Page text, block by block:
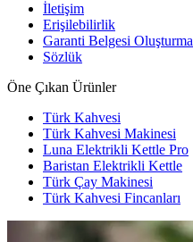
İletişim
Erişilebilirlik
Garanti Belgesi Oluşturma
Sözlük
Öne Çıkan Ürünler
Türk Kahvesi
Türk Kahvesi Makinesi
Luna Elektrikli Kettle Pro
Baristan Elektrikli Kettle
Türk Çay Makinesi
Türk Kahvesi Fincanları